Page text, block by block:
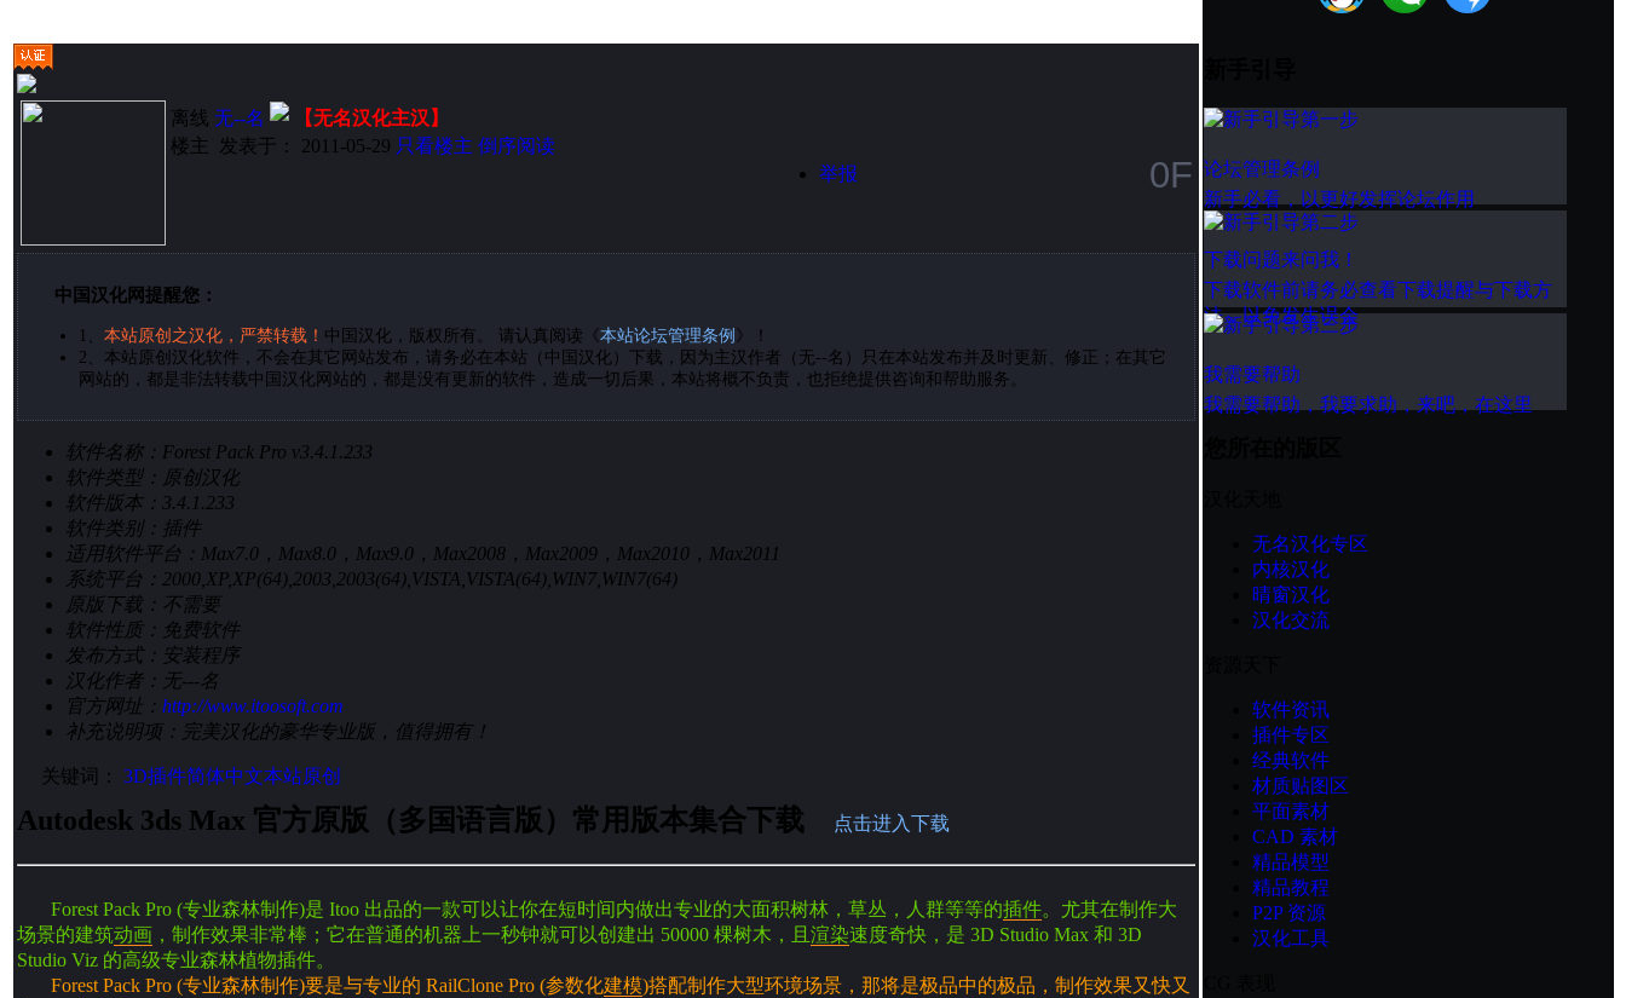
离线 无--名
【无名汉化主汉】
楼主
发表于： 2011-05-29 只看楼主 倒序阅读
举报
0F
中国汉化网提醒您：
本站原创之汉化，严禁转载！ 中国汉化，版权所有。 请认真阅读《本站论坛管理条例 》！
2、 本站原创汉化软件，不会在其它网站发布，请务必在本站（中国汉化）下载，因为主汉作者（无--名）只在本站发布并及时更新、修正；在其它
网站的，都是非法转载中国汉化网站的，都是没有更新的软件，造成一切后果，本站将概不负责，也拒绝提供咨询和帮助服务。
软件名称： Forest Pack Pro v3.4.1.233
软件类型： 原创汉化
软件版本： 3.4.1.233
软件类别： 插件
适用软件平台： Max7.0，Max8.0，Max9.0，Max2008，Max2009，Max2010，Max2011
系统平台： 2000,XP,XP(64),2003,2003(64),VISTA,VISTA(64),WIN7,WIN7(64)
原版下载： 不需要
软件性质： 免费软件
发布方式： 安装程序
汉化作者： 无---名
官方网址： http://www.itoosoft.com
补充说明项： 完美汉化的豪华专业版，值得拥有！
关键词： 3D插件简体中文本站原创
Autodesk 3ds Max 官方原版（多国语言版）常用版本集合下载 点击进入下载
Forest Pack Pro (专业森林制作)是 Itoo 出品的一款可以让你在短时间内做出专业的大面积树林，草丛，人群等等的插件。尤其在制作大
场景的建筑动画 ，制作效果非常棒；它在普通的机器上一秒钟就可以创建出 50000 棵树木，且 渲染速度奇快，是 3D Studio Max 和 3D
Studio Viz 的高级专业森林植物插件。
Forest Pack Pro (专业森林制作)要是与专业的 RailClone Pro (参数化建模)搭配制作大型环境场景，那将是极品中的极品，制作效果又快又
论坛管理条例
新手必看，以更好发挥论坛作用
下载问题来问我！
下载软件前请务必查看下载提醒与下载方
法，以免发生误会
我需要帮助
我需要帮助，我要求助，来吧，在这里
无名汉化专区
内核汉化
晴窗汉化
汉化交流
软件资讯
插件专区
经典软件
材质贴图区
平面素材
CAD 素材
精品模型
精品教程
P2P 资源
汉化工具